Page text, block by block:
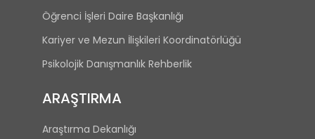
Öğrenci İşleri Daire Başkanlığı
Kariyer ve Mezun İlişkileri Koordinatörlüğü
Psikolojik Danışmanlık Rehberlik
ARAŞTIRMA
Araştırma Dekanlığı